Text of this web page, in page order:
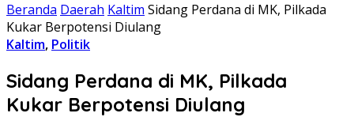
Beranda Daerah Kaltim Sidang Perdana di MK, Pilkada
Kukar Berpotensi Diulang
Kaltim, Politik
Sidang Perdana di MK, Pilkada
Kukar Berpotensi Diulang